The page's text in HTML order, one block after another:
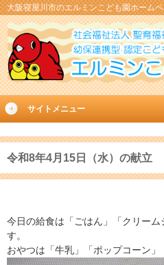
大阪寝屋川市のエルミンこども園ホーム
サイトメニュー
令和8年4月15日（水）の献立
今日の給食は「ごはん」「クリー
す。
おやつは「牛乳」「ポップコーン」